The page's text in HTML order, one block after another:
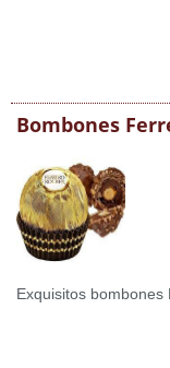
Bombones
Exquisitos